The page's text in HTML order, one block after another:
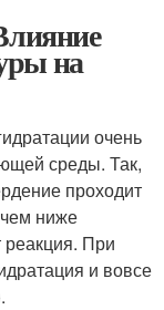
на
очень
среды. Так,
проходит
ниже
При
и вовсе